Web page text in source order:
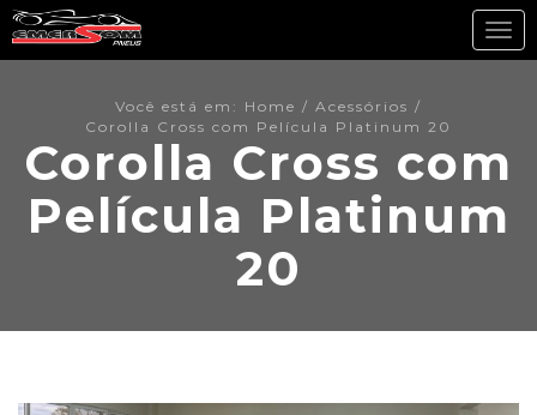
Você está em: Home / Acessórios /
Corolla Cross com Película Platinum 20
Corolla Cross com
Película Platinum
20